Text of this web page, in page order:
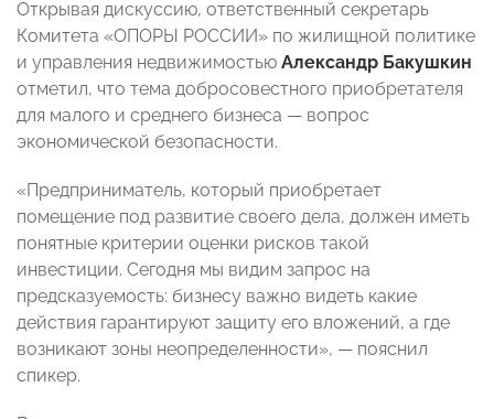
Открывая дискуссию, ответственный секретарь
Комитета «ОПОРЫ РОССИИ» по жилищной политике
и управления недвижимостью Александр Бакушкин
отметил, что тема добросовестного приобретателя
для малого и среднего бизнеса — вопрос
экономической безопасности.
«Предприниматель, который приобретает
помещение под развитие своего дела, должен иметь
понятные критерии оценки рисков такой
инвестиции. Сегодня мы видим запрос на
предсказуемость: бизнесу важно видеть какие
действия гарантируют защиту его вложений, а где
возникают зоны неопределенности», — пояснил
спикер.